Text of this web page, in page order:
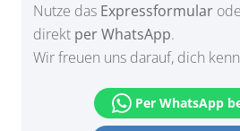
Nutze das Expressformular
direkt per WhatsApp.
Wir freuen uns darauf, dich
Per WhatsApp